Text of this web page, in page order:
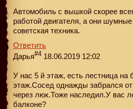
Автомобиль с вышкой скорее
работой двигателя, а они
советская техника.
Ответить
Дарья#4 18.06.2019 12:02
У нас 5 й этаж, есть лестница на
этаж.Сосед однажды забрался
через люк.Тоже наследил.У вас
балконе?